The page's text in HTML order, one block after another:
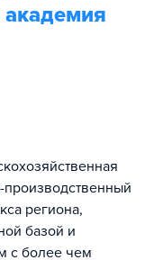
академия
региона,
базой и
с более чем